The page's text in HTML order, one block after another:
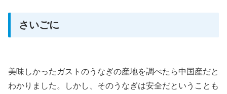
さいごに
美味しかったガストのうなぎの産地を調べたら中国産だと
わかりました。しかし、そのうなぎは安全だということも